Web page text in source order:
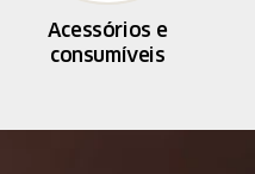
Acessórios e
consumíveis